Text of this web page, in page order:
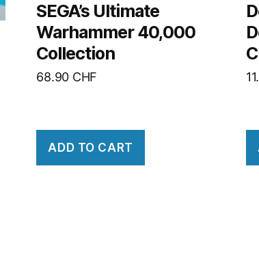
SEGA’s Ultimate
Warhammer 40,000
Collection
68.90 CHF
ADD TO CART